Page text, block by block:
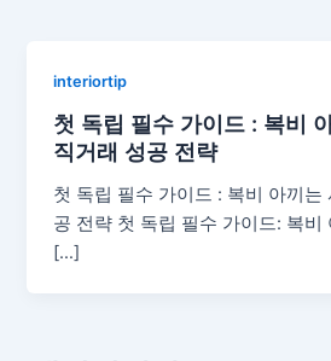
interiortip
첫 독립 필수 가이드 : 복비
직거래 성공 전략
첫 독립 필수 가이드 : 복비 아끼는
공 전략 첫 독립 필수 가이드: 복비
[…]